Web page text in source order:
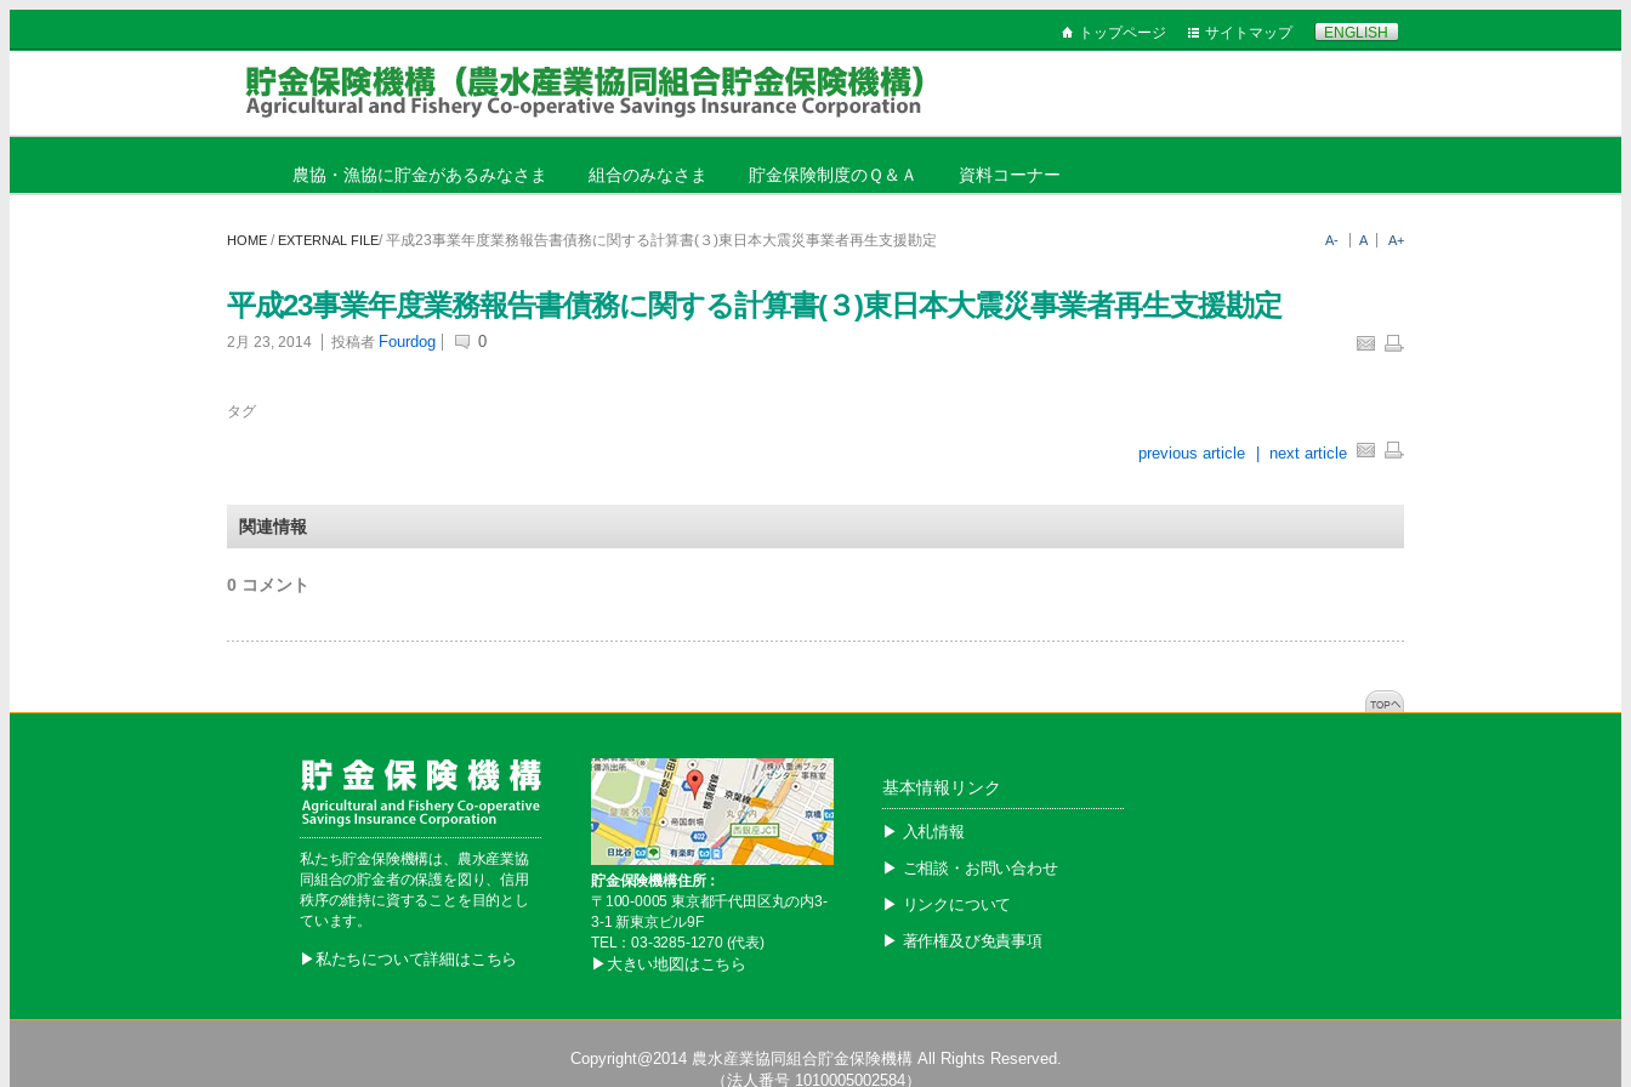
トップページ サイトマップ ENGLISH
農協・漁協に貯金があるみなさま 組合のみなさま 貯金保険制度のＱ＆Ａ 資料コーナー
HOME / EXTERNAL FILE/平成23事業年度業務報告書債務に関する計算書(３)東日本大震災事業者再生支援勘定
平成23事業年度業務報告書債務に関する計算書(３)東日本大震災事業者再生支援勘定
2月 23, 2014 投稿者 Fourdog 0
タグ
previous article next article
関連情報
0 コメント
A- A A+
私たち貯金保険機構は、農水産業協
同組合の貯金者の保護を図り、信用
秩序の維持に資することを目的とし
ています。
▶︎私たちについて詳細はこちら
貯金保険機構住所：
〒100-0005 東京都千代田区丸の内3-
3-1 新東京ビル9F
TEL：03-3285-1270 (代表)
▶︎大きい地図はこちら
基本情報リンク
▶︎ 入札情報
▶︎ ご相談・お問い合わせ
▶︎ リンクについて
▶︎ 著作権及び免責事項
Copyright@2014 農水産業協同組合貯金保険機構All Rights Reserved.
（法人番号 1010005002584）